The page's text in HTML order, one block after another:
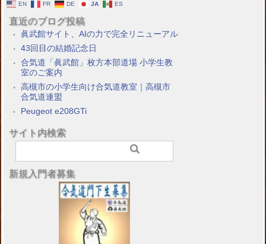
EN FR DE JA ES
直近のブログ投稿
眞武館サイト、AIの力で完全リニューアル
43回目の結婚記念日
合気道「眞武館」枚方本部道場 小学生教
室のご案内
高槻市の小学生向け合気道教室｜高槻市
合気道連盟
Peugeot e208GTi
サイト内検索
新規入門者募集